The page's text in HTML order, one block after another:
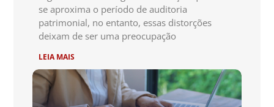
se aproxima o período de auditoria
patrimonial, no entanto, essas distorções
deixam de ser uma preocupação
LEIA MAIS